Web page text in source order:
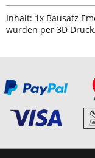
Inhalt: 1x Bausatz
wurden per 3D